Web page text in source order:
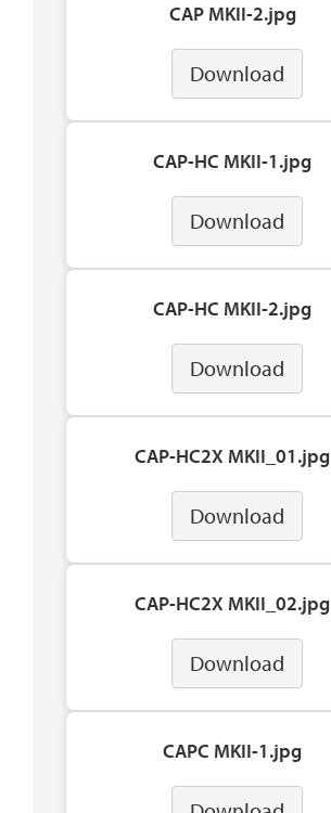
CAP MKII-2.jpg
Download
CAP-HC MKII-1.jpg
Download
CAP-HC MKII-2.jpg
Download
CAP-HC2X MKII_01.jpg
Download
CAP-HC2X MKII_02.jpg
Download
CAPC MKII-1.jpg